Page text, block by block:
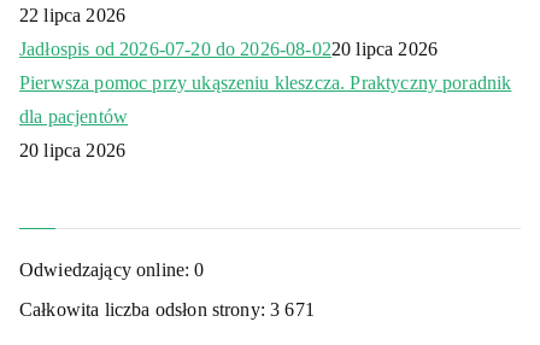
22 lipca 2026
Jadłospis od 2026-07-20 do 2026-08-0220 lipca 2026
Pierwsza pomoc przy ukąszeniu kleszcza. Praktyczny poradnik
dla pacjentów
20 lipca 2026
Odwiedzający online:0
Całkowita liczba odsłon strony:3 671